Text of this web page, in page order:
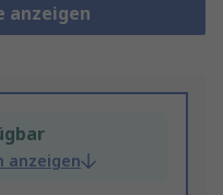
anzeigen
anzeigen